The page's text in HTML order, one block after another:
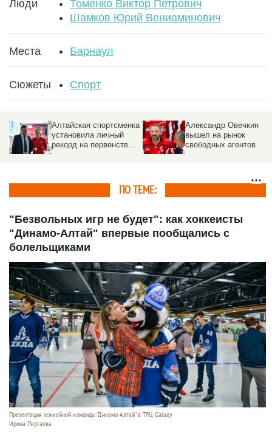
Люди
Томенко Виктор Петрович
Шамков Юрий Вениаминович
Места Барнаул
Сюжеты Спорт
Алтайская спортсменка
установила личный
рекорд на первенстве
Александр Овечкин
вышел на рынок
свободных агентов
ПО ТЕМЕ:
"Безвольных игр не будет": как хоккеисты
"Динамо-Алтай" впервые пообщались с
болельщиками
Презентация хоккейной команды "Динамо-Алтай" в ТРЦ Galaxy
Ирина Пергаева